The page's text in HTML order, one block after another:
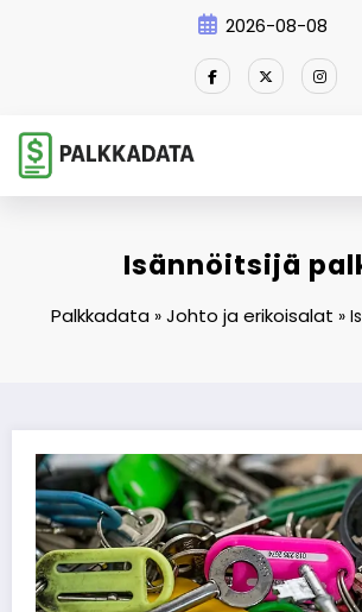
2026-08-08
Isännöitsijä
Palkkadata »Johto ja erikoisalat »